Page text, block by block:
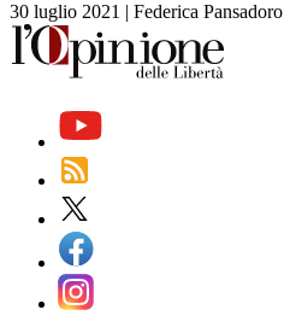
30 luglio 2021 | Federica Pansadoro